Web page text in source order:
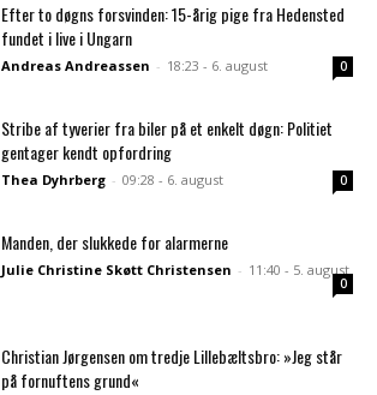
Efter to døgns forsvinden: 15-årig pige fra Hedensted
fundet i live i Ungarn
Andreas Andreassen - 18:23 - 6. august 0
Stribe af tyverier fra biler på et enkelt døgn: Politiet
gentager kendt opfordring
Thea Dyhrberg - 09:28 - 6. august 0
Manden, der slukkede for alarmerne
Julie Christine Skøtt Christensen - 11:40 - 5. august
0
Christian Jørgensen om tredje Lillebæltsbro: »Jeg står
på fornuftens grund«